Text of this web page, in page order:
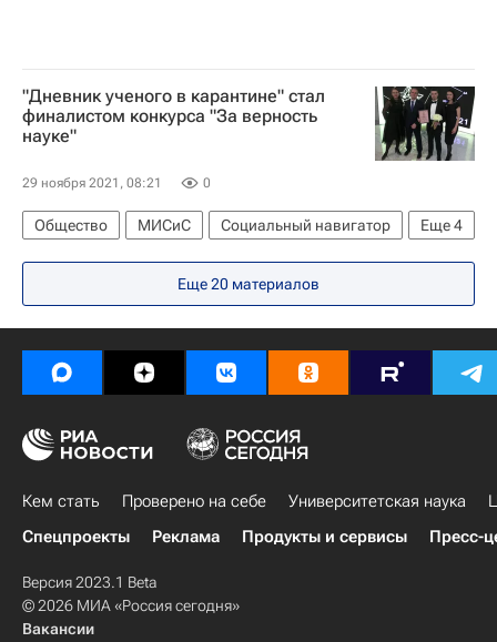
"Дневник ученого в карантине" стал
финалистом конкурса "За верность
науке"
29 ноября 2021, 08:21 0
Еще4
Общество МИСиС
Социальный навигатор
Университетская наука
Россия
Навигатор абитуриента
Наука
Еще 20 материалов
Кем стать Проверено на себе Университетская наука
Спецпроекты
Реклама Продукты и сервисы Пресс-
Версия 2023.1 Beta
© 2026 МИА «Россия сегодня»
Вакансии